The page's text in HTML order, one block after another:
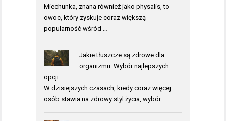
Miechunka, znana również jako physalis, to
owoc, który zyskuje coraz większą
popularność wśród …
Jakie tłuszcze są zdrowe dla
organizmu: Wybór najlepszych
opcji
W dzisiejszych czasach, kiedy coraz więcej
osób stawia na zdrowy styl życia, wybór …